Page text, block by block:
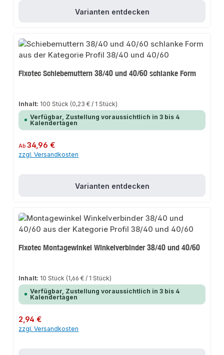
Varianten entdecken
Fixotec Schiebemuttern 38/40 und 40/60 schlanke Form
Inhalt: 100 Stück (0,23 € / 1 Stück)
Verfügbar, Zustellung voraussichtlich in 3 bis 4
Kalendertagen
Regulärer Preis:
Ab34,96 €
zzgl. Versandkosten
Varianten entdecken
Fixotec Montagewinkel Winkelverbinder 38/40 und 40/60
Inhalt: 10 Stück (1,66 € / 1 Stück)
Verfügbar, Zustellung voraussichtlich in 3 bis 4
Kalendertagen
Regulärer Preis:
2,94 €
zzgl. Versandkosten